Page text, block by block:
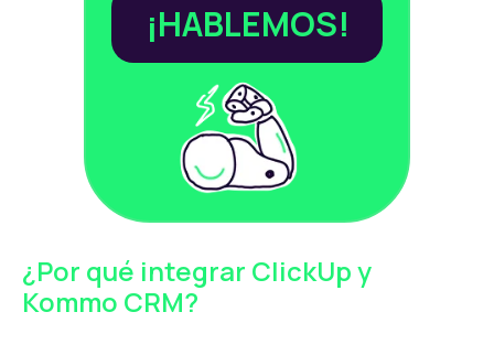
¡HABLEMOS!
¿Por qué integrar ClickUp y
Kommo CRM?